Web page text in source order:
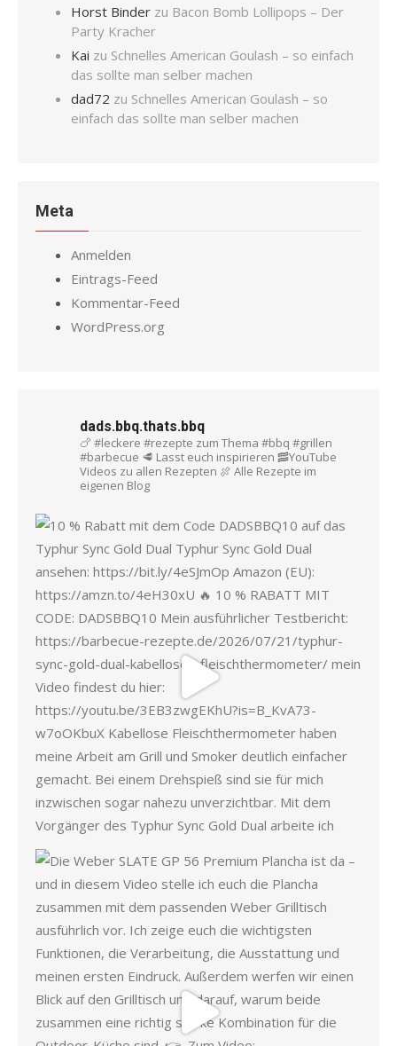
Horst Binder zu Bacon Bomb Lollipops – Der
Party Kracher
Kai zu Schnelles American Goulash – so einfach
das sollte man selber machen
dad72 zu Schnelles American Goulash – so
einfach das sollte man selber machen
Meta
Anmelden
Eintrags-Feed
Kommentar-Feed
WordPress.org
dads.bbq.thats.bbq
🍗 #leckere #rezepte zum Thema #bbq #grillen
#barbecue 🥩 Lasst euch inspirieren 🥓YouTube
Videos zu allen Rezepten 🍖 Alle Rezepte im
eigenen Blog